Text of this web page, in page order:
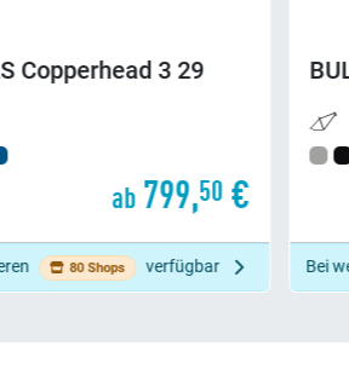
Sharptail 3 Disc 29
ab498,00
weiteren 57 Shops verfügbar